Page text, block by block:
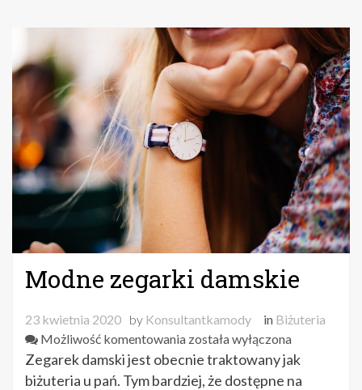
Modne zegarki damskie
23 kwietnia 2020 by Konsultantkamody in Biżuteria
Możliwość komentowania Modne
zegarki
damskie
została wyłączona
Zegarek damski jest obecnie traktowany jak
biżuteria u pań. Tym bardziej, że dostępne na